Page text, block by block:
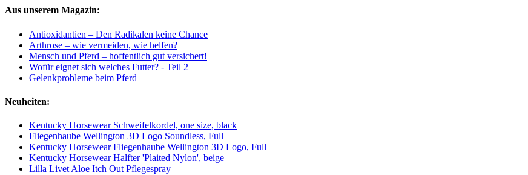
Aus unserem Magazin:
Antioxidantien – Den Radikalen keine Chance
Arthrose – wie vermeiden, wie helfen?
Mensch und Pferd – hoffentlich gut versichert!
Wofür eignet sich welches Futter? - Teil 2
Gelenkprobleme beim Pferd
Neuheiten:
Kentucky Horsewear Schweifelkordel, one size, black
Fliegenhaube Wellington 3D Logo Soundless, Full
Kentucky Horsewear Fliegenhaube Wellington 3D Logo, Full
Kentucky Horsewear Halfter 'Plaited Nylon', beige
Lilla Livet Aloe Itch Out Pflegespray